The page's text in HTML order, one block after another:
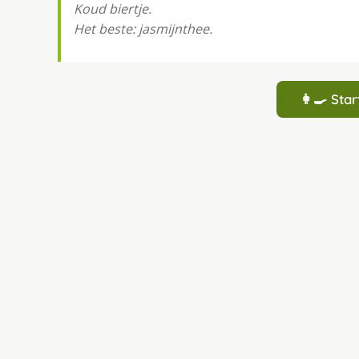
Koud biertje.
Het beste: jasmijnthee.
👩‍🍳